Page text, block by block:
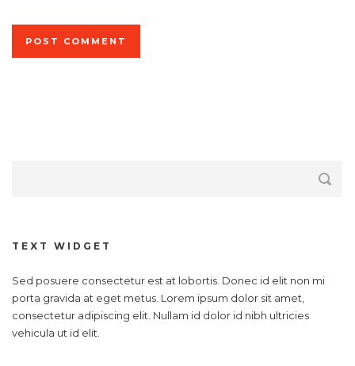
TEXT WIDGET
Sed posuere consectetur est at lobortis. Donec id elit non mi
porta gravida at eget metus. Lorem ipsum dolor sit amet,
consectetur adipiscing elit. Nullam id dolor id nibh ultricies
vehicula ut id elit.